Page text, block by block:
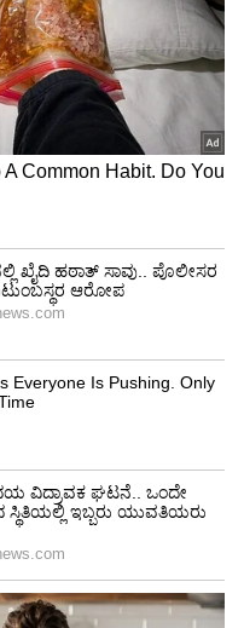
ರಹಸ್ಯವಾಗಿ ಮತ್ತು
ಅವರ ರಹಸ್ಯಗಳು
ಅವರ ಸಂತೋಷವನ್ನು
ಈ ರಾಶಿಯವರ ಪ್ರೇಮ
ಶೈಲಿಯನ್ನು
ಅವರು
ಹೊರಗಿರುವ ಕಾರಣ
ಪರಿಶ್ರಮಕ್ಕೆ